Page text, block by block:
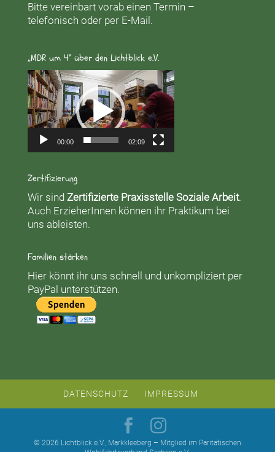
Bitte vereinbart vorab einen Termin –
telefonisch oder per E-Mail.
„MDR um 4“ über den Lichtblick e.V.
Video-
Player
00:00 02:09
Zertifizierung
Wir sind Zertifizierte Praxisstelle Soziale Arbeit.
Auch ErzieherInnen können ihr Praktikum bei
uns ableisten.
Familien stärken
Hier könnt ihr uns schnell und unkompliziert per
PayPal unterstützen.
DATENSCHUTZ IMPRESSUM
© 2026 Lichtblick e.V., Markkleeberg – Mitglied im Paritätischen